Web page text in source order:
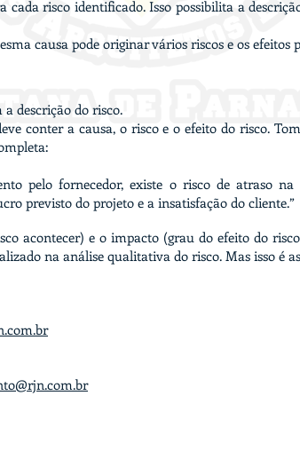
cada risco identificado. Isso possibilita a
causa pode originar vários riscos e os efeitos
a descrição do risco.
conter a causa, o risco e o efeito do risco.
pelo fornecedor, existe o risco de atraso
previsto do projeto e a insatisfação do cliente.”
acontecer) e o impacto (grau do efeito do
na análise qualitativa do risco. Mas isso é